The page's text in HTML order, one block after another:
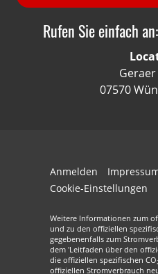
Rufen Sie einfach
07570
Anmelden
Cookie-Einstellungen
Weitere Informationen zum
und zu den offiziellen
gegebenenfalls zum
dem 'Leitfaden über den
die offiziellen spezifischen CO
offiziellen Stromverbrauch